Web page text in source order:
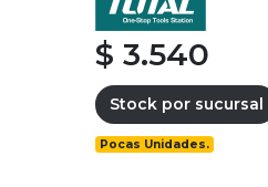
$ 3.540
Stock por sucursal
Pocas Unidades.